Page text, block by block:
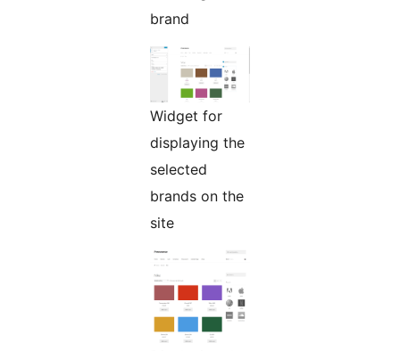
brand
Widget for
displaying the
selected
brands on the
site